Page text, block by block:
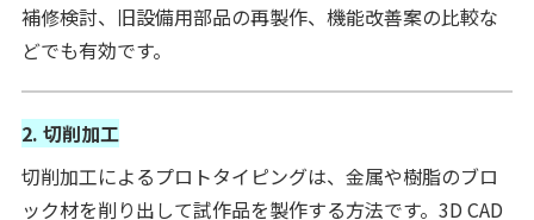
補修検討、旧設備用部品の再製作、機能改善案の比較な
どでも有効です。
2. 切削加工
切削加工によるプロトタイピングは、金属や樹脂のブロ
ック材を削り出して試作品を製作する方法です。3D CAD